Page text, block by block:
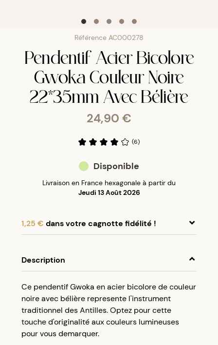
Référence AC000278
Pendentif Acier Bicolore
Gwoka Couleur Noire
22*35mm Avec Bélière
24,90 €
(6)
Disponible
Livraison en France hexagonale à partir du
Jeudi 13 Août 2026
1,25 € dans votre cagnotte fidélité !
compte client et cumulez 5% de vos achats dans
votre cagnotte fidélité sans minimum d’achat.
Utilisez votre cagnotte de fidélité dès votre
prochaine commande à partir de 50€ d’achats.
Description
Ce pendentif Gwoka en acier bicolore de couleur
noire avec bélière represente l'instrument
traditionnel des Antilles. Optez pour cette
touche d'originalité aux couleurs lumineuses
pour vous demarquer.